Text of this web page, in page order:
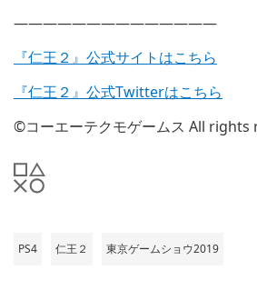
——————————————
『仁王２』公式サイトはこちら
『仁王２』公式Twitterはこちら
©コーエーテクモゲームス All rights
PS4 仁王２ 東京ゲームショウ2019